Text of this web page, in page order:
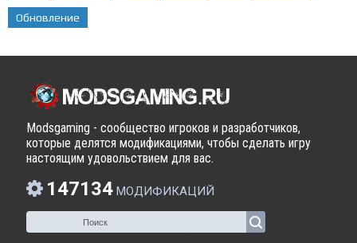
Обновление
Modsgaming - сообщество игроков и разработчиков,
которые делятся модификациями, чтобы сделать игру
настоящим удовольствием для вас.
147134 МОДИФИКАЦИЙ